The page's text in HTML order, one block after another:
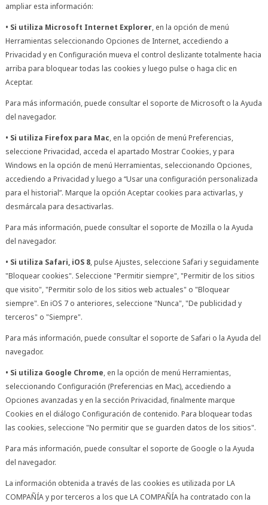
ampliar esta información:
• Si utiliza Microsoft Internet Explorer, en la opción de menú
Herramientas seleccionando Opciones de Internet, accediendo a
Privacidad y en Configuración mueva el control deslizante totalmente hacia
arriba para bloquear todas las cookies y luego pulse o haga clic en
Aceptar.
Para más información, puede consultar el soporte de Microsoft o la Ayuda
del navegador.
• Si utiliza Firefox para Mac, en la opción de menú Preferencias,
seleccione Privacidad, acceda el apartado Mostrar Cookies, y para
Windows en la opción de menú Herramientas, seleccionando Opciones,
accediendo a Privacidad y luego a “Usar una configuración personalizada
para el historial”. Marque la opción Aceptar cookies para activarlas, y
desmárcala para desactivarlas.
Para más información, puede consultar el soporte de Mozilla o la Ayuda
del navegador.
• Si utiliza Safari, iOS 8, pulse Ajustes, seleccione Safari y seguidamente
"Bloquear cookies". Seleccione "Permitir siempre", "Permitir de los sitios
que visito", "Permitir solo de los sitios web actuales" o "Bloquear
siempre". En iOS 7 o anteriores, seleccione "Nunca", "De publicidad y
terceros" o "Siempre".
Para más información, puede consultar el soporte de Safari o la Ayuda del
navegador.
• Si utiliza Google Chrome, en la opción de menú Herramientas,
seleccionando Configuración (Preferencias en Mac), accediendo a
Opciones avanzadas y en la sección Privacidad, finalmente marque
Cookies en el diálogo Configuración de contenido. Para bloquear todas
las cookies, seleccione "No permitir que se guarden datos de los sitios".
Para más información, puede consultar el soporte de Google o la Ayuda
del navegador.
La información obtenida a través de las cookies es utilizada por LA
COMPAÑÍA y por terceros a los que LA COMPAÑÍA ha contratado con la